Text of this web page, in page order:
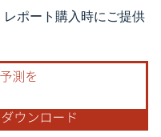
4.0の表示が必要です。
ポート購入時にご提供